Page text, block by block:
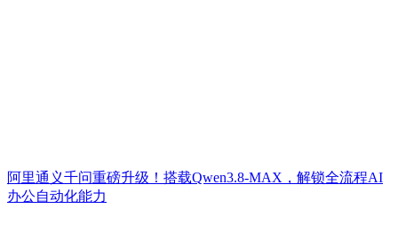
阿里通义千问重磅升级！搭载Qwen3.8-MAX，解锁全流程AI
办公自动化能力